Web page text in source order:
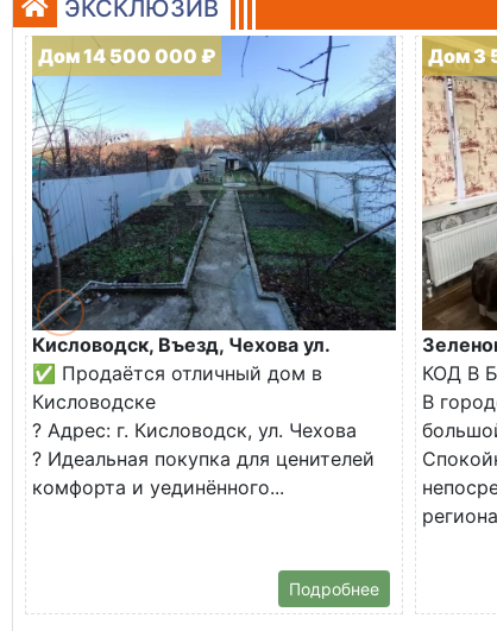
ЭКСКЛЮЗИВ
Дом 14 500 000 ₽
Кисловодск, Въезд, Чехова ул.
✅ Продаётся отличный дом в
Кисловодске
? Адрес: г. Кисловодск, ул. Чехова
? Идеальная покупка для ценителей
комфорта и уединённого...
Подробнее
Дом 3
КОД В
В